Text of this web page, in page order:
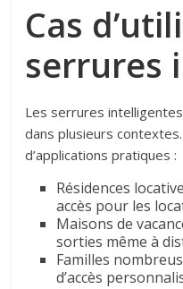
Cas
serrures
Les serrures
dans plusieurs
d’applications pratiques :
Résidences
accès pour les
Maisons de
sorties même à
Familles
d’accès